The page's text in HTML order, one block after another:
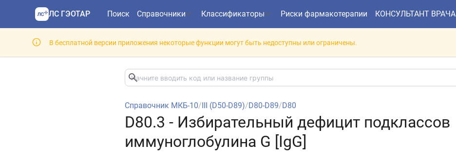
ЛС ГЭОТАР Поиск Справочники Классификаторы Риски фармакотерапии КОНСУЛЬТАНТ ВРАЧА
В бесплатной версии приложения некоторые функции могут быть недоступны или ограничены.
Справочник МКБ-10/III (D50-D89)/D80-D89/D80
D80.3 - Избирательный дефицит подклассов
иммуноглобулина G [IgG]